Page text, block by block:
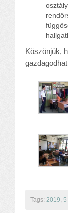
Köszönjük,
Tags: 2019